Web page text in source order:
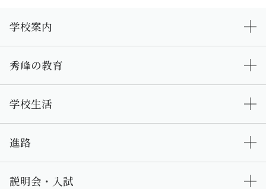
学校案内
秀峰の教育
学校生活
進路
説明会・入試